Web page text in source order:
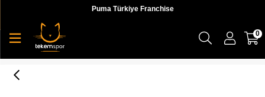
Puma Türkiye Franchise
0